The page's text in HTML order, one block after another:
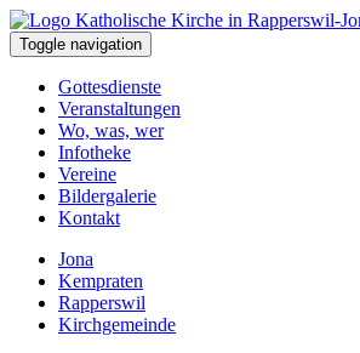
Toggle navigation
Gottesdienste
Veranstaltungen
Wo, was, wer
Infotheke
Vereine
Bildergalerie
Kontakt
Jona
Kempraten
Rapperswil
Kirchgemeinde